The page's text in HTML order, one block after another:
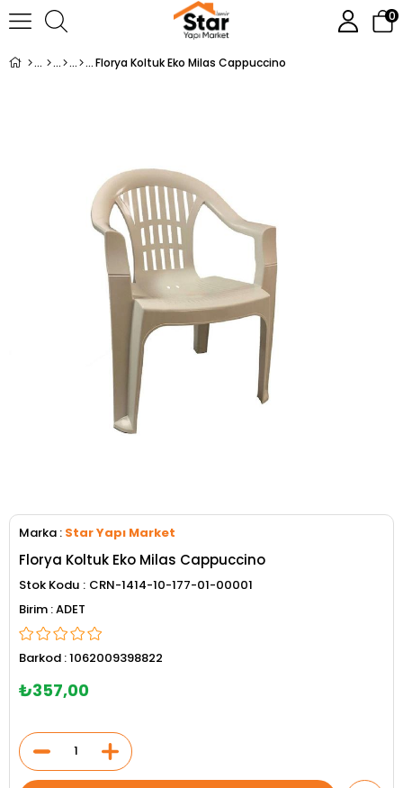
0
Florya Koltuk Eko Milas Cappuccino
Marka : Star Yapı Market
Florya Koltuk Eko Milas Cappuccino
Stok Kodu
CRN-1414-10-177-01-00001
ADET
Barkod :1062009398822
₺357,00